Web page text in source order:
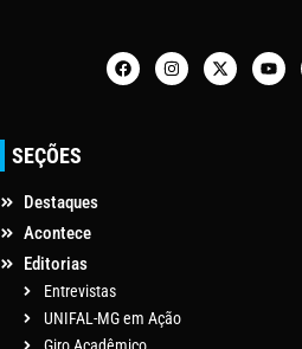
SEÇÕES
Destaques
Acontece
Editorias
Entrevistas
UNIFAL-MG em Ação
Giro Acadêmico